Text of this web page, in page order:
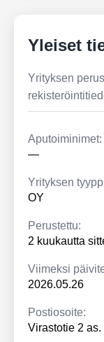
Yleiset
Yrityksen
Aputoiminimet:
—
Yrityksen
OY
Perustettu:
2 kuukautta
Viimeksi
2026.05.26
Postiosoite:
Virastotie 2